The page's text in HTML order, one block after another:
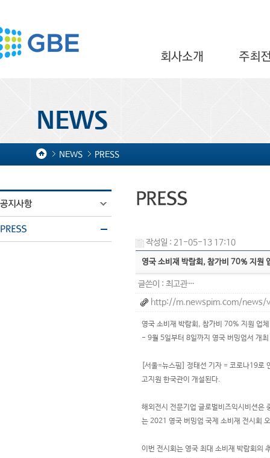
NEWS PRESS
작성일 : 21-05-13 17:10
영국 소비재 박람회, 참가비 70% 지원
글쓴이 : 최고관…
http://m.newspim.com/news/
영국 소비재 박람회, 참가비 70% 지원 업
- 9월 5일부터 8일까지 영국 버밍엄서 개최
[서울=뉴스핌] 정태선 기자 = 코로나19로
고지원 한국관이 개설된다.
해외전시 전문기업 글로벌비즈익시비션은
는 2021 영국 버밍엄 국제 소비재 전시회
이번 전시회는 영국 최대 소비재 박람회의